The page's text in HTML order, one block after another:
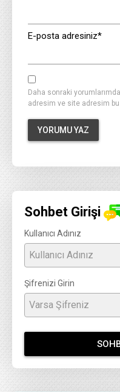
E-posta adresiniz*
Daha sonraki
adresim ve site adresim bu
Sohbet Girişi
Kullanıcı Adınız
Şifrenizi Girin